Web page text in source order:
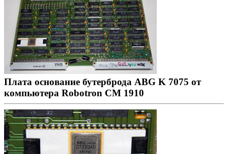
Плата основание бутерброда ABG K 7075 от
компьютера Robotron CM 1910